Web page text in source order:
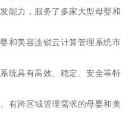
能力，服务了多家大型母婴和
和美容连锁云计算管理系统市
统具有高效、稳定、安全等特
有跨区域管理需求的母婴和美